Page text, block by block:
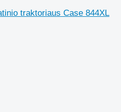
traktoriaus Case 844XL